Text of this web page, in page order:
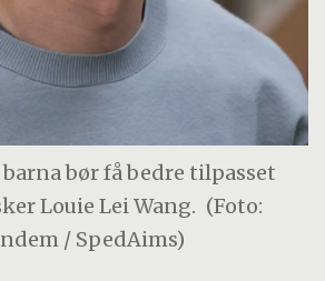
bør få bedre tilpasset
Louie Lei Wang. (Foto:
/ SpedAims)